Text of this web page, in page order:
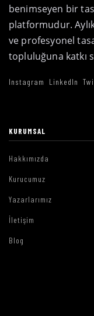
benimseyen bir
platformudur.
ve profesyonel
topluluğuna katkı
Instagram LinkedIn
KURUMSAL
Hakkımızda
Kurucumuz
Yazarlarımız
İletişim
Blog